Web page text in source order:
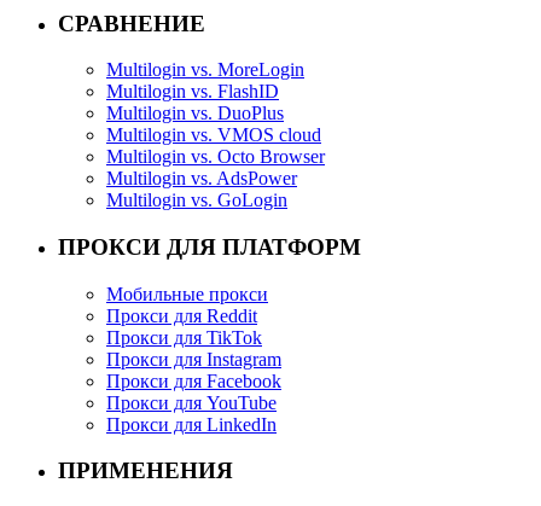
СРАВНЕНИЕ
Multilogin vs. MoreLogin
Multilogin vs. FlashID
Multilogin vs. DuoPlus
Multilogin vs. VMOS cloud
Multilogin vs. Octo Browser
Multilogin vs. AdsPower
Multilogin vs. GoLogin
ПРОКСИ ДЛЯ ПЛАТФОРМ
Мобильные прокси
Прокси для Reddit
Прокси для TikTok
Прокси для Instagram
Прокси для Facebook
Прокси для YouTube
Прокси для LinkedIn
ПРИМЕНЕНИЯ